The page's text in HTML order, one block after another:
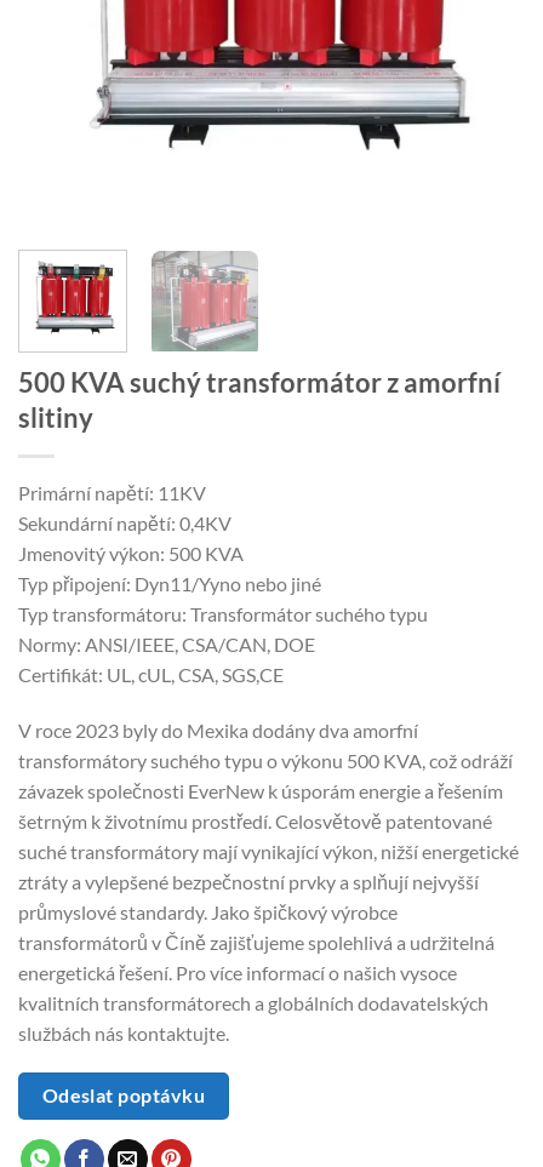
500 KVA suchý transformátor z amorfní
slitiny
Primární napětí: 11KV
Sekundární napětí: 0,4KV
Jmenovitý výkon: 500 KVA
Typ připojení: Dyn11/Yyno nebo jiné
Typ transformátoru: Transformátor suchého typu
Normy: ANSI/IEEE, CSA/CAN, DOE
Certifikát: UL, cUL, CSA, SGS,CE
V roce 2023 byly do Mexika dodány dva amorfní
transformátory suchého typu o výkonu 500 KVA, což odráží
závazek společnosti EverNew k úsporám energie a řešením
šetrným k životnímu prostředí. Celosvětově patentované
suché transformátory mají vynikající výkon, nižší energetické
ztráty a vylepšené bezpečnostní prvky a splňují nejvyšší
průmyslové standardy. Jako špičkový výrobce
transformátorů v Číně zajišťujeme spolehlivá a udržitelná
energetická řešení. Pro více informací o našich vysoce
kvalitních transformátorech a globálních dodavatelských
službách nás kontaktujte.
Odeslat poptávku